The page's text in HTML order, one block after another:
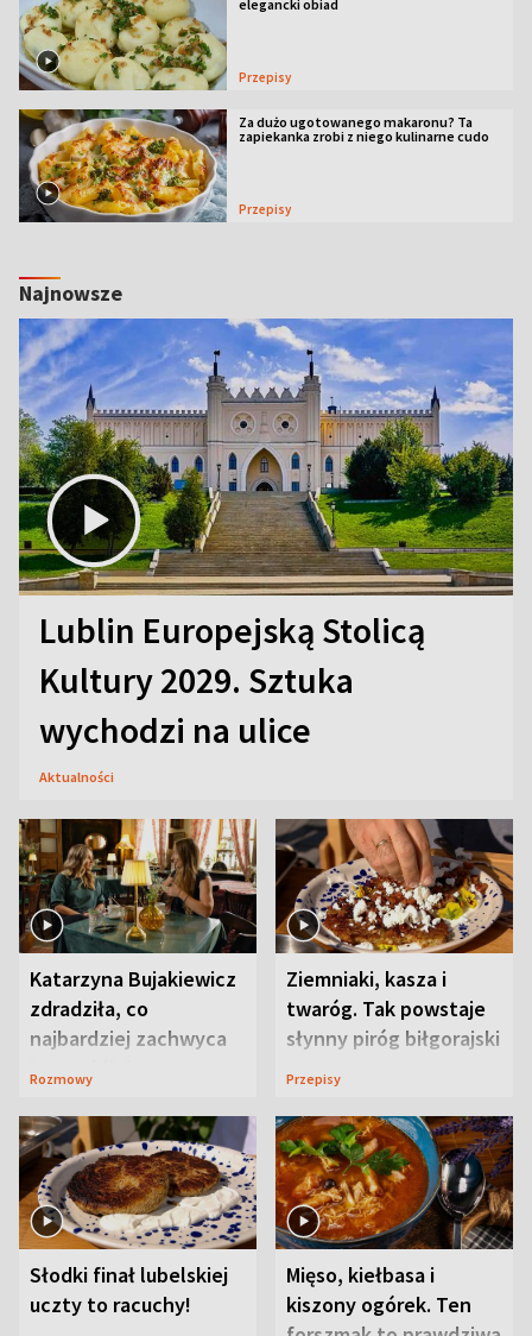
elegancki obiad
Przepisy
Za dużo ugotowanego makaronu? Ta
zapiekanka zrobi z niego kulinarne cudo
Przepisy
Najnowsze
Lublin Europejską Stolicą
Kultury 2029. Sztuka
wychodzi na ulice
Aktualności
Katarzyna Bujakiewicz
zdradziła, co
najbardziej zachwyca
ją w Lublinie
Rozmowy
Ziemniaki, kasza i
twaróg. Tak powstaje
słynny piróg biłgorajski
Przepisy
Słodki finał lubelskiej
uczty to racuchy!
Mięso, kiełbasa i
kiszony ogórek. Ten